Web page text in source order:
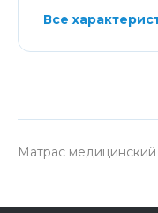
Все
Матрас